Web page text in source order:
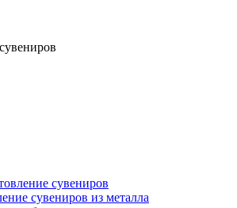
сувениров
сувениров из металла